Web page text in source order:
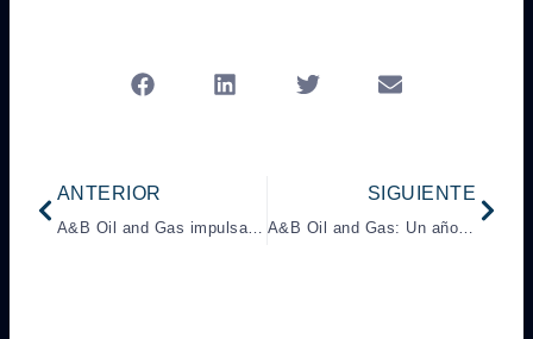
ANTERIOR
A&B Oil and Gas impulsa el crecimiento de la producciónpetrolera en Venezuela
SIGUIENTE
A&B Oil and Gas: Un año de impulso estratégico y resultados tangibles en Petrolera Roraima